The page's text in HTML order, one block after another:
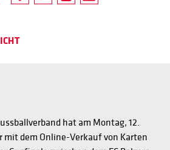
hat am Montag, 12.
mit dem Online-Verkauf von Karten